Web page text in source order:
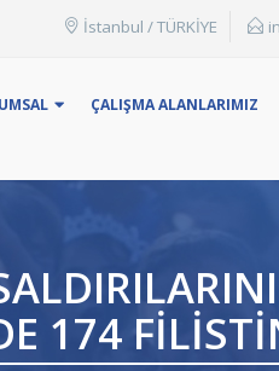
İstanbul / TÜRKİYE
ÇALIŞMA ALANLARIMIZ
174